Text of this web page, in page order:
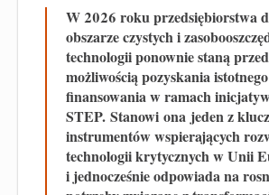
W 2026 roku przedsiębiorstwa
obszarze czystych i
technologii ponownie staną przed
możliwością pozyskania istotnego
finansowania w ramach
STEP. Stanowi ona jeden z
instrumentów wspierających
technologii krytycznych w Unii
i jednocześnie odpowiada na